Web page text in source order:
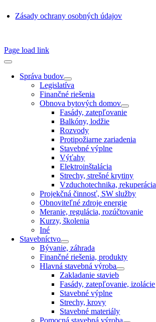
Zásady ochrany osobných údajov
Page load link
Správa budov
Legislatíva
Finančné riešenia
Obnova bytových domov
Fasády, zatepľovanie
Balkóny, lodžie
Rozvody
Protipožiarne zariadenia
Stavebné výplne
Výťahy
Elektroinštalácia
Strechy, strešné krytiny
Vzduchotechnika, rekuperácia
Projekčná činnosť, SW služby
Obnoviteľné zdroje energie
Meranie, regulácia, rozúčtovanie
Kurzy, školenia
Iné
Stavebníctvo
Bývanie, záhrada
Finančné riešenia, produkty
Hlavná stavebná výroba
Zakladanie stavieb
Fasády, zatepľovanie, izolácie
Stavebné výplne
Strechy, krovy
Stavebné materiály
Pomocná stavebná výroba